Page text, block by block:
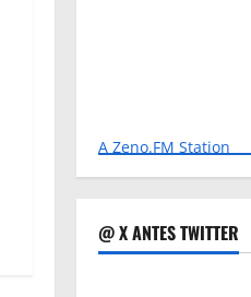
A Zeno.FM Station
@ X ANTES TWITTER